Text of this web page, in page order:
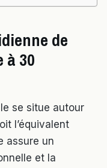
de
30
se situe autour
l’équivalent
assure un
et la